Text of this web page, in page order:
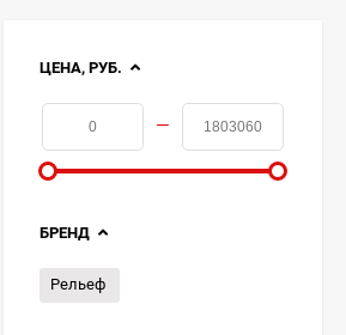
ЦЕНА, РУБ.
—
БРЕНД
Рельеф